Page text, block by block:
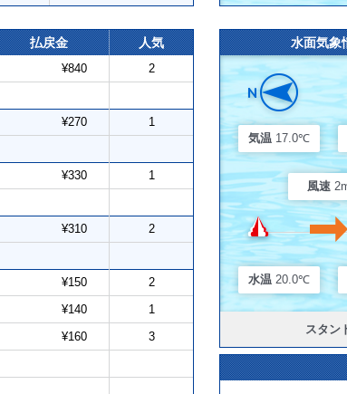
払戻金 人気
¥840 2
¥270 1
¥330 1
¥310 2
¥150 2
¥140 1
¥160 3
水面気象
気温 17.0℃
風速
水温 20.0℃
スタン